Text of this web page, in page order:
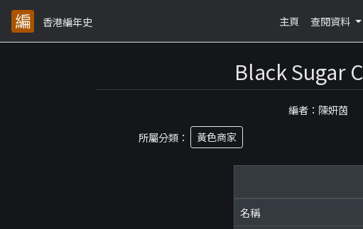
香港編年史 主頁 查閱資料
Black Sugar
編者：陳妍茵
所屬分類：
黃色商家
名稱